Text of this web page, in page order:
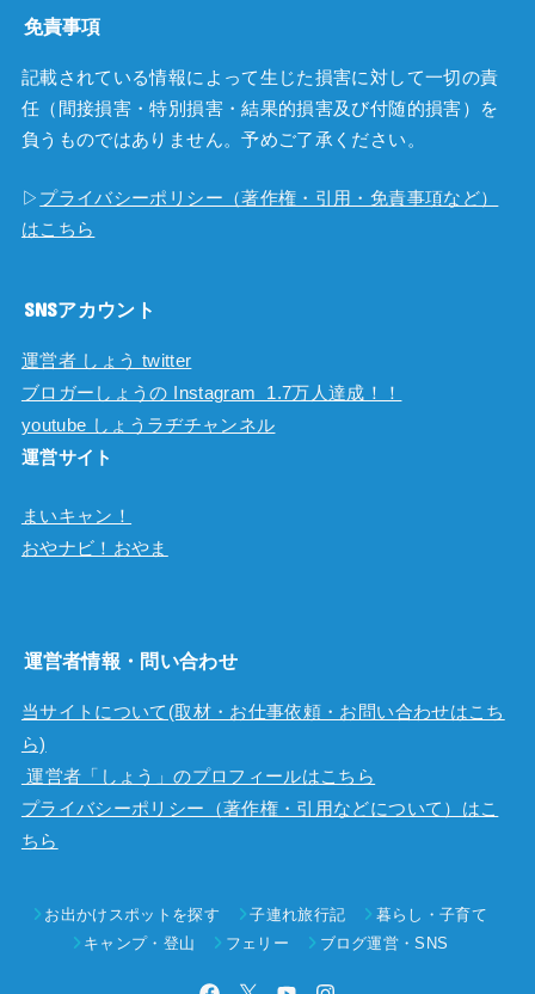
免責事項
記載されている情報によって生じた損害に対して一切の責
任（間接損害・特別損害・結果的損害及び付随的損害）を
負うものではありません。予めご了承ください。
▷ プライバシーポリシー（著作権・引用・免責事項など）
はこちら
SNSアカウント
運営者 しょう twitter
ブロガーしょうの Instagram 1.7万人達成！！
youtube しょうラヂチャンネル
運営サイト
まいキャン！
おやナビ！おやま
運営者情報・問い合わせ
当サイトについて(取材・お仕事依頼・お問い合わせはこち
ら)
運営者「しょう」のプロフィールはこちら
プライバシーポリシー（著作権・引用などについて）はこ
ちら
お出かけスポットを探す 子連れ旅行記
暮らし・子育て
キャンプ・登山
フェリー ブログ運営・SNS